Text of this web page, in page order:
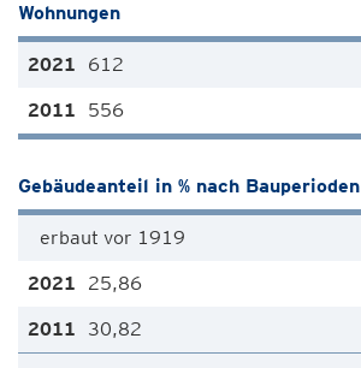
Wohnungen
612
556
Gebäudeanteil in % nach Bauperioden
erbaut vor 1919
25,86
30,82